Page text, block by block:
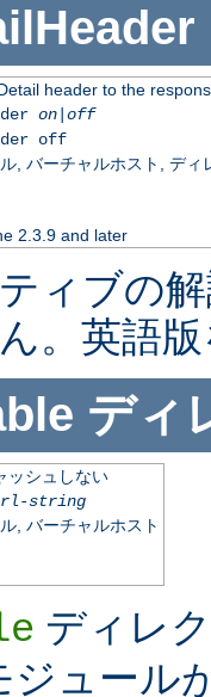
header to the
on|off
off
, バーチャルホスト, ディ
2.3.9 and later
ィブの
。英語
ディ
ッシュしない
string
, バーチャルホスト
ディレ
ジュール